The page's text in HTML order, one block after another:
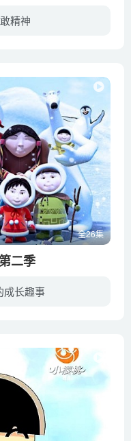
精神
全26集
二季
成长趣事